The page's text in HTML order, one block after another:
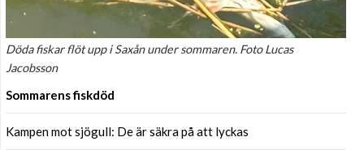
Döda fiskar flöt upp i Saxån under sommaren. Foto Lucas
Jacobsson
Sommarens fiskdöd
Kampen mot sjögull: De är säkra på att lyckas